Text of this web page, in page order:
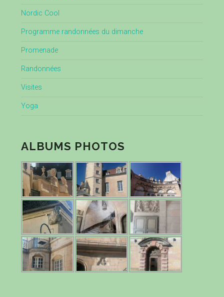
Nordic Cool
Programme randonnées du dimanche
Promenade
Randonnées
Visites
Yoga
ALBUMS PHOTOS